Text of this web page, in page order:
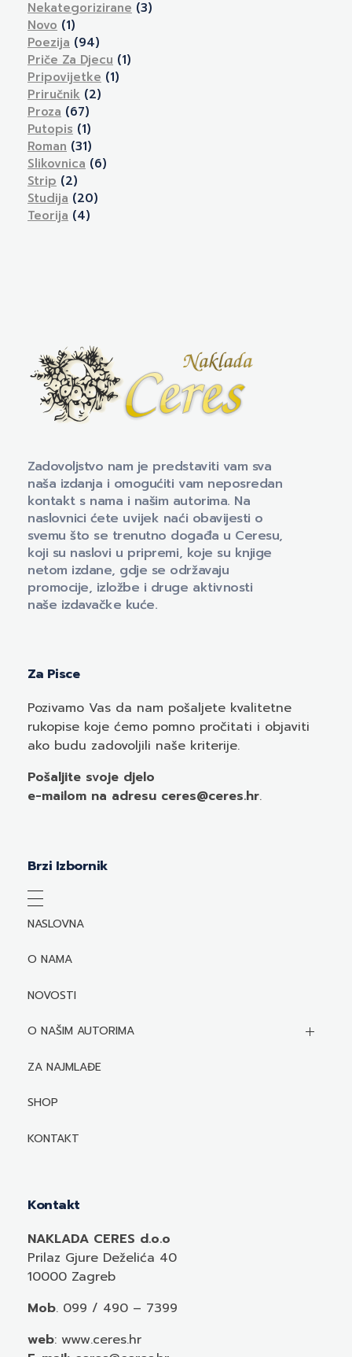
Nekategorizirane (3)
Novo (1)
Poezija (94)
Priče Za Djecu (1)
Pripovijetke (1)
Priručnik (2)
Proza (67)
Putopis (1)
Roman (31)
Slikovnica (6)
Strip (2)
Studija (20)
Teorija (4)
Zadovoljstvo nam je predstaviti vam sva
naša izdanja i omogućiti vam neposredan
kontakt s nama i našim autorima. Na
naslovnici ćete uvijek naći obavijesti o
svemu što se trenutno događa u Ceresu,
koji su naslovi u pripremi, koje su knjige
netom izdane, gdje se održavaju
promocije, izložbe i druge aktivnosti
naše izdavačke kuće.
Za Pisce
Pozivamo Vas da nam pošaljete kvalitetne
rukopise koje ćemo pomno pročitati i objaviti
ako budu zadovoljili naše kriterije.
Pošaljite svoje djelo
e-mailom na adresu ceres@ceres.hr.
Brzi Izbornik
NASLOVNA
O NAMA
NOVOSTI
O NAŠIM AUTORIMA
Biografije autora
Mediji o autorima i njihovim naslovima
ZA NAJMLAĐE
SHOP
KONTAKT
Kontakt
NAKLADA CERES d.o.o
Prilaz Gjure Deželića 40
10000 Zagreb
Mob. 099 / 490 – 7399
web: www.ceres.hr